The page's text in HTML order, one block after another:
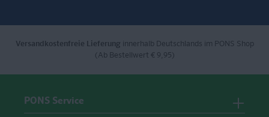
Versandkostenfreie Lieferung innerhalb Deutschlands im PONS Shop
(Ab Bestellwert € 9,95)
PONS Service